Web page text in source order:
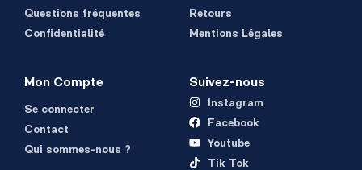
Questions fréquentes
Confidentialité
Retours
Mentions Légales
Mon Compte
Se connecter
Contact
Qui sommes-nous ?
Suivez-nous
Instagram
Facebook
Youtube
Tik Tok